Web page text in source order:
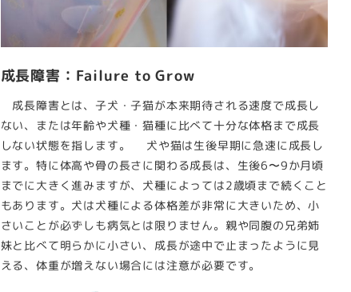
成長障害：Failure to Grow
成長障害とは、子犬・子猫が本来期待される速度で成長し
ない、または年齢や犬種・猫種に比べて十分な体格まで成長
しない状態を指します。 犬や猫は生後早期に急速に成長し
ます。特に体高や骨の長さに関わる成長は、生後6〜9か月頃
までに大きく進みますが、犬種によっては2歳頃まで続くこと
もあります。犬は犬種による体格差が非常に大きいため、小
さいことが必ずしも病気とは限りません。親や同腹の兄弟姉
妹と比べて明らかに小さい、成長が途中で止まったように見
える、体重が増えない場合には注意が必要です。